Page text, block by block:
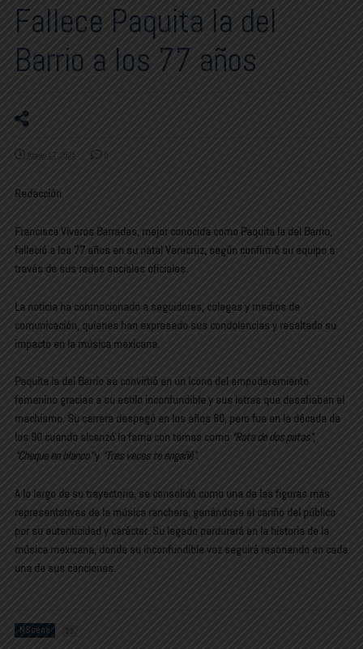
Fallece Paquita la del
Barrio a los 77 años
febrero 17, 2025 0
Redacción
Francisca Viveros Barradas, mejor conocida como Paquita la del Barrio,
falleció a los 77 años en su natal Veracruz, según confirmó su equipo a
través de sus redes sociales oficiales.
La noticia ha conmocionado a seguidores, colegas y medios de
comunicación, quienes han expresado sus condolencias y resaltado su
impacto en la música mexicana.
Paquita la del Barrio se convirtió en un ícono del empoderamiento
femenino gracias a su estilo inconfundible y sus letras que desafiaban el
machismo. Su carrera despegó en los años 80, pero fue en la década de
los 90 cuando alcanzó la fama con temas como “Rata de dos patas”,
“Cheque en blanco”y “Tres veces te engañé”.
A lo largo de su trayectoria, se consolidó como una de las figuras más
representativas de la música ranchera, ganándose el cariño del público
por su autenticidad y carácter. Su legado perdurará en la historia de la
música mexicana, donde su inconfundible voz seguirá resonando en cada
una de sus canciones.
NScena 23